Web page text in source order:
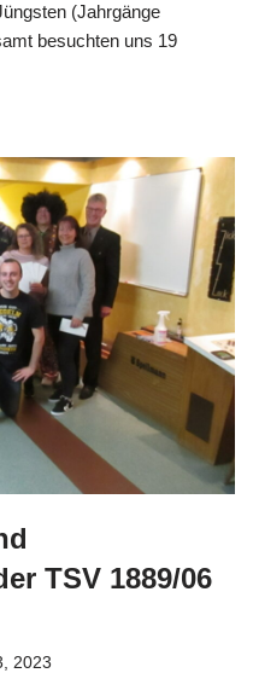
(Jahrgänge
besuchten uns 19
TSV 1889/06
2023